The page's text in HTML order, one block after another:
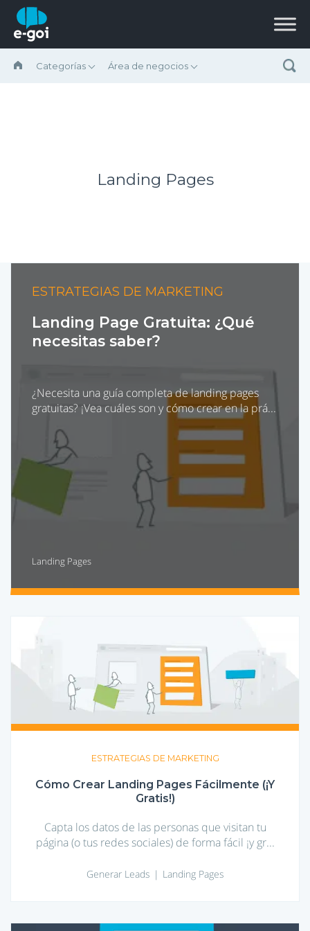
Saltar al contenido
Categorías Área de negocios
Landing Pages
ESTRATEGIAS DE MARKETING
Landing Page Gratuita: ¿Qué
necesitas saber?
¿Necesita una guía completa de landing pages
gratuitas? ¡Vea cuáles son y cómo crear en la prá...
Landing Pages
Landing
Pages
Fácilmente
Gratis!)
ESTRATEGIAS DE MARKETING
Cómo Crear Landing Pages Fácilmente (¡Y
Gratis!)
Capta los datos de las personas que visitan tu
página (o tus redes sociales) de forma fácil ¡y gr...
Generar Leads Landing Pages